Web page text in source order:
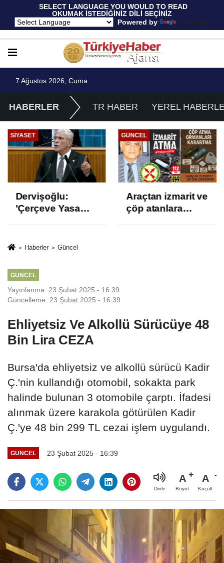
SELECT LANGUAGE YOU WOULD TO READ
OKUMAK İSTEDİĞİNİZ DİLİ SEÇİNİZ
Powered by
Translate
7 Ağustos 2026, Cuma
HABERLER TR HABER YEREL
SIYASET
Dervişoğlu:
'Çerçeve Yasa
ve İhanet
GÜNCEL
Araçtan izmarit ve
çöp atanlara
Haberler Güncel
GÜNCEL
Yayınlanma: 23 Şubat 2025 - 16:39
Güncelleme: 23 Şubat 2025 - 16:39
Ehliyetsiz Ve Alkollü Sürücüye 48
Bin Lira CEZA
Bursa'da ehliyetsiz ve alkollü sürücü Kadir
Ç.'nin kullandığı otomobil, sokakta park
halinde bulunan 3 otomobile çarptı. İfadesi
alınmak üzere karakola götürülen Kadir
Ç.'ye 48 bin 299 TL cezai işlem uygulandı.
GÜNCEL 23 Şubat 2025 - 16:39
Dinle
A
Büyüt
A
Küçült